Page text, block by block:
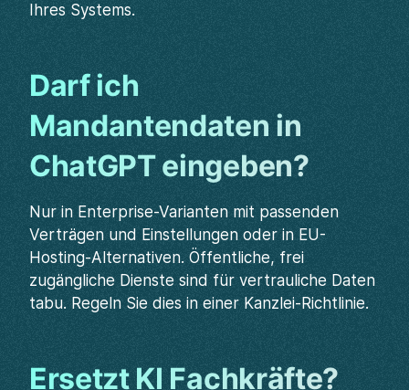
Ihres Systems.
Darf ich
Mandantendaten in
ChatGPT eingeben?
Nur in Enterprise-Varianten mit passenden
Verträgen und Einstellungen oder in EU-
Hosting-Alternativen. Öffentliche, frei
zugängliche Dienste sind für vertrauliche Daten
tabu. Regeln Sie dies in einer Kanzlei-Richtlinie.
Ersetzt KI Fachkräfte?